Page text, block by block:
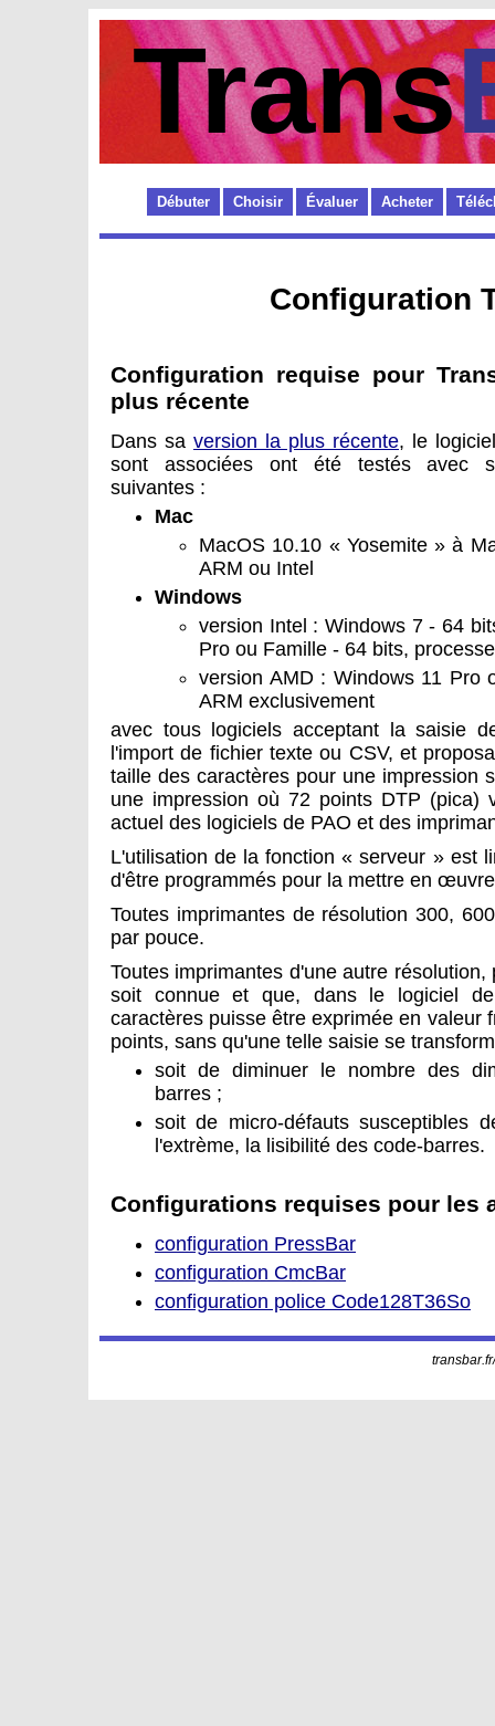
Trans
Débuter Choisir Évaluer Acheter
Configuration
Configuration requise pour
plus récente
Dans sa version la plus récente, le
sont associées ont été testés avec
suivantes :
Mac
MacOS 10.10 « Yosemite » à
ARM ou Intel
Windows
version Intel : Windows 7 - 64
Pro ou Famille - 64 bits,
version AMD : Windows 11 Pro
ARM exclusivement
avec tous logiciels acceptant la saisie
l'import de fichier texte ou CSV, et
taille des caractères pour une impression
une impression où 72 points DTP (pica)
actuel des logiciels de PAO et des
L'utilisation de la fonction « serveur » est
d'être programmés pour la mettre en
Toutes imprimantes de résolution 300,
par pouce.
Toutes imprimantes d'une autre
soit connue et que, dans le logiciel
caractères puisse être exprimée en valeur
points, sans qu'une telle saisie se
soit de diminuer le nombre des
barres ;
soit de micro-défauts susceptibles
l'extrème, la lisibilité des code-barres.
Configurations requises pour les
configuration PressBar
configuration CmcBar
configuration police Code128T36So